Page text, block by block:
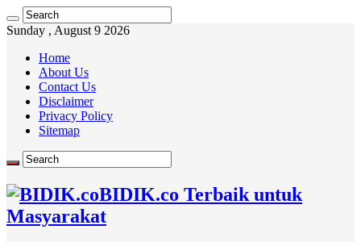
Sunday , August 9 2026
Home
About Us
Contact Us
Disclaimer
Privacy Policy
Sitemap
BIDIK.co Terbaik untuk
Masyarakat